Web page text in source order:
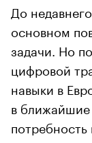
До
основном
задачи. Но
цифровой
навыки в
в ближайшие
потребность